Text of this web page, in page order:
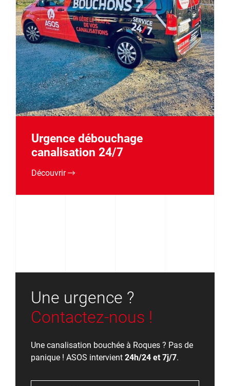
Urgence débouchage
canalisation 24/7
Découvrir
Une urgence ?
Contactez-nous !
Une canalisation bouchée à Roques ? Pas de
panique ! ASOS intervient 24h/24 et 7j/7.